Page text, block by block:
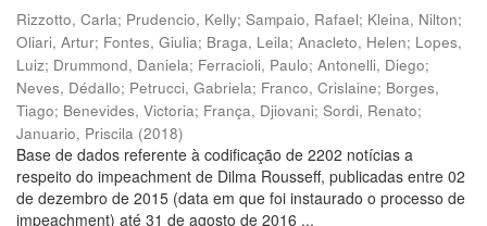
Rizzotto, Carla; Prudencio, Kelly; Sampaio, Rafael; Kleina, Nilton;
Oliari, Artur; Fontes, Giulia; Braga, Leila; Anacleto, Helen; Lopes,
Luiz; Drummond, Daniela; Ferracioli, Paulo; Antonelli, Diego;
Neves, Dédallo; Petrucci, Gabriela; Franco, Crislaine; Borges,
Tiago; Benevides, Victoria; França, Djiovani; Sordi, Renato;
Januario, Priscila (2018)
Base de dados referente à codificação de 2202 notícias a
respeito do impeachment de Dilma Rousseff, publicadas entre 02
de dezembro de 2015 (data em que foi instaurado o processo de
impeachment) até 31 de agosto de 2016 ...